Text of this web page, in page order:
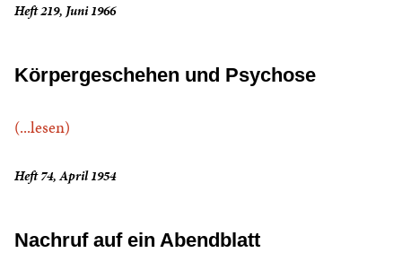
Heft 219, Juni 1966
Körpergeschehen und Psychose
(...lesen)
Heft 74, April 1954
Nachruf auf ein Abendblatt